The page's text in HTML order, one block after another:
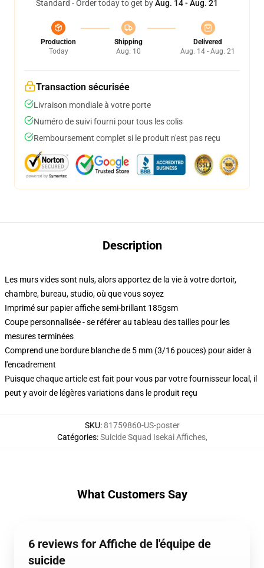
Standard - Order today to get byAug. 14 - Aug. 21
Production
Today
Shipping
Aug. 10
Delivered
Aug. 14 - Aug. 21
Transaction sécurisée
Livraison mondiale à votre porte
Numéro de suivi fourni pour tous les colis
Remboursement complet si le produit n'est pas reçu
Description
Les murs vides sont nuls, alors apportez de la vie à votre dortoir,
chambre, bureau, studio, où que vous soyez
Imprimé sur papier affiche semi-brillant 185gsm
Coupe personnalisée - se référer au tableau des tailles pour les
mesures terminées
Comprend une bordure blanche de 5 mm (3/16 pouces) pour aider à
l'encadrement
Puisque chaque article est fait pour vous par votre fournisseur local, il
peut y avoir de légères variations dans le produit reçu
SKU:81759860-US-poster
Catégories:Suicide Squad Isekai Affiches,
What Customers Say
6 reviews for Affiche de l'équipe de
suicide